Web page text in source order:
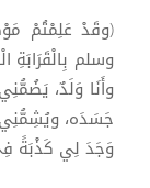
(وقَدْ عَلِمْتُمْ
وسلم بِالْقَرَابَةِ
وأَنَا وَلَدٌ،
جَسَدَه، ويُشِمُّنِي
وَجَدَ لِي كَذْبَةً